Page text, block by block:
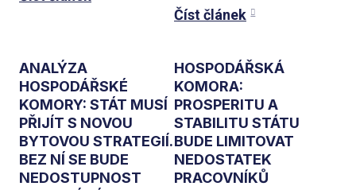
Číst článek
ANALÝZA
HOSPODÁŘSKÉ
KOMORY: STÁT MUSÍ
PŘIJÍT S NOVOU
BYTOVOU STRATEGIÍ.
BEZ NÍ SE BUDE
NEDOSTUPNOST
HOSPODÁŘSKÁ
KOMORA:
PROSPERITU A
STABILITU STÁTU
BUDE LIMITOVAT
NEDOSTATEK
PRACOVNÍKŮ